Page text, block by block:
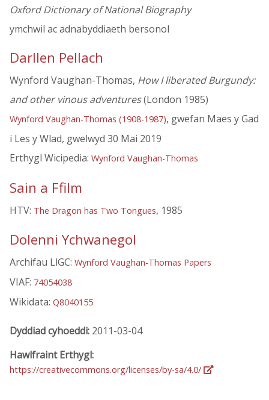
Oxford Dictionary of National Biography
ymchwil ac adnabyddiaeth bersonol
Darllen Pellach
Wynford Vaughan-Thomas, How I liberated Burgundy:
and other vinous adventures(London 1985)
Wynford Vaughan-Thomas (1908-1987), gwefan Maes y Gad
i Les y Wlad, gwelwyd 30 Mai 2019
Erthygl Wicipedia: Wynford Vaughan-Thomas
Sain a Ffilm
HTV: The Dragon has Two Tongues, 1985
Dolenni Ychwanegol
Archifau LlGC: Wynford Vaughan-Thomas Papers
VIAF: 74054038
Wikidata: Q8040155
Dyddiad cyhoeddi: 2011-03-04
Hawlfraint Erthygl:
https://creativecommons.org/licenses/by-sa/4.0/